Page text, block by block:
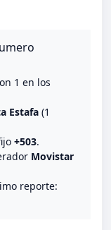
1 en los
Estafa (1
+503.
Movistar
reporte: